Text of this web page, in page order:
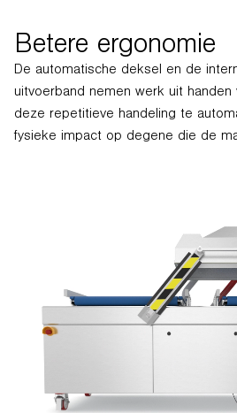
Betere ergonomie
De automatische deksel en de
uitvoerband nemen werk uit
deze repetitieve handeling te
fysieke impact op degene die de